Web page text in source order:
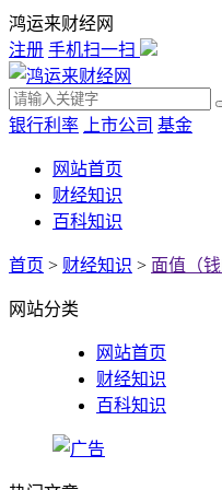
鸿运来财经网
注册 手机扫一扫
银行利率 上市公司 基金
网站首页
财经知识
百科知识
首页 > 财经知识 > 面值（
网站分类
网站首页
财经知识
百科知识